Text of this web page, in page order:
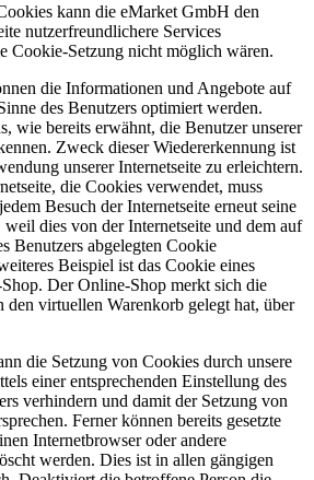
kann die eMarket GmbH den
nutzerfreundlichere Services
Cookie-Setzung nicht möglich wären.
die Informationen und Angebote auf
des Benutzers optimiert werden.
wie bereits erwähnt, die Benutzer unserer
Zweck dieser Wiedererkennung ist
unserer Internetseite zu erleichtern.
die Cookies verwendet, muss
Besuch der Internetseite erneut seine
weil dies von der Internetseite und dem auf
Benutzers abgelegten Cookie
Beispiel ist das Cookie eines
Der Online-Shop merkt sich die
virtuellen Warenkorb gelegt hat, über
die Setzung von Cookies durch unsere
einer entsprechenden Einstellung des
verhindern und damit der Setzung von
Ferner können bereits gesetzte
Internetbrowser oder andere
werden. Dies ist in allen gängigen